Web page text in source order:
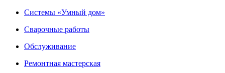
Системы «Умный дом»
Сварочные работы
Обслуживание
Ремонтная мастерская